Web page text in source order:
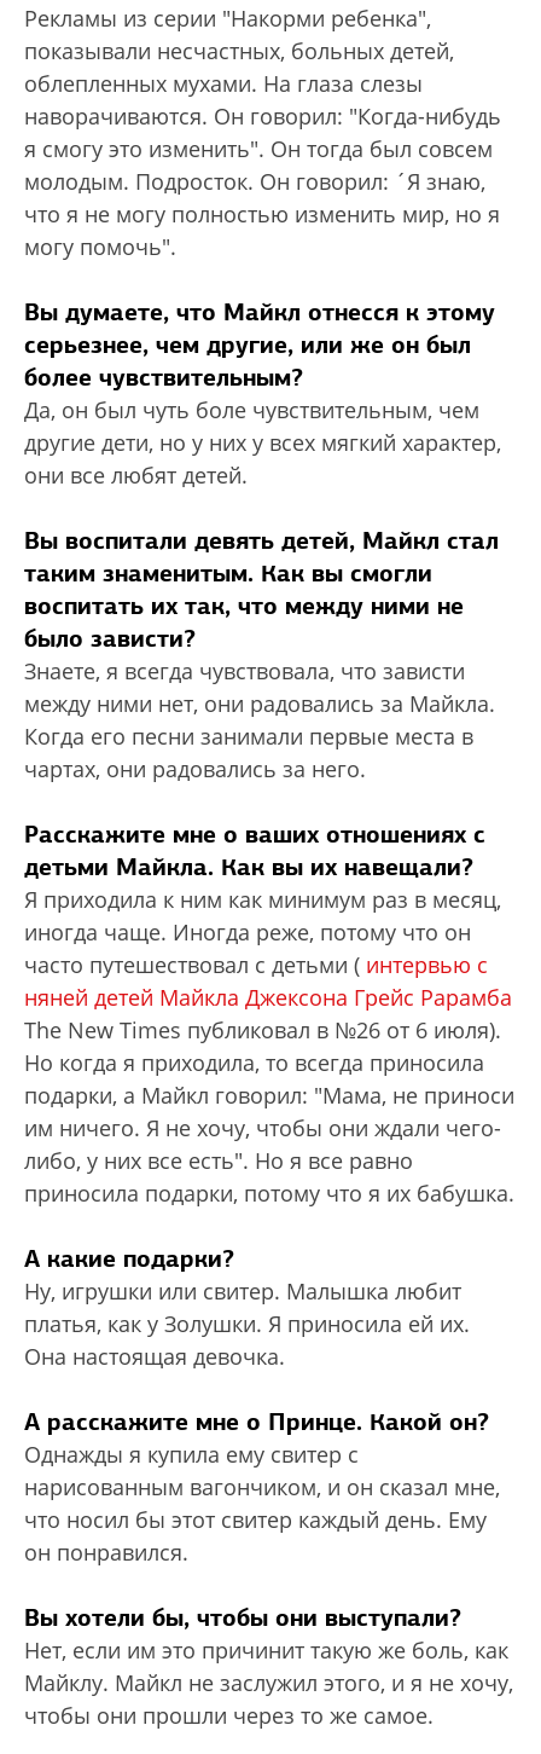
Рекламы из серии "Накорми ребенка",
показывали несчастных, больных детей,
облепленных мухами. На глаза слезы
наворачиваются. Он говорил: "Когда-нибудь
я смогу это изменить". Он тогда был совсем
молодым. Подросток. Он говорил: ´Я знаю,
что я не могу полностью изменить мир, но я
могу помочь".
Вы думаете, что Майкл отнесся к этому
серьезнее, чем другие, или же он был
более чувствительным?
Да, он был чуть боле чувствительным, чем
другие дети, но у них у всех мягкий характер,
они все любят детей.
Вы воспитали девять детей, Майкл стал
таким знаменитым. Как вы смогли
воспитать их так, что между ними не
было зависти?
Знаете, я всегда чувствовала, что зависти
между ними нет, они радовались за Майкла.
Когда его песни занимали первые места в
чартах, они радовались за него.
Расскажите мне о ваших отношениях с
детьми Майкла. Как вы их навещали?
Я приходила к ним как минимум раз в месяц,
иногда чаще. Иногда реже, потому что он
часто путешествовал с детьми ( интервью с
няней детей Майкла Джексона Грейс Рарамба
The New Times публиковал в №26 от 6 июля).
Но когда я приходила, то всегда приносила
подарки, а Майкл говорил: "Мама, не приноси
им ничего. Я не хочу, чтобы они ждали чего-
либо, у них все есть". Но я все равно
приносила подарки, потому что я их бабушка.
А какие подарки?
Ну, игрушки или свитер. Малышка любит
платья, как у Золушки. Я приносила ей их.
Она настоящая девочка.
А расскажите мне о Принце. Какой он?
Однажды я купила ему свитер с
нарисованным вагончиком, и он сказал мне,
что носил бы этот свитер каждый день. Ему
он понравился.
Вы хотели бы, чтобы они выступали?
Нет, если им это причинит такую же боль, как
Майклу. Майкл не заслужил этого, и я не хочу,
чтобы они прошли через то же самое.